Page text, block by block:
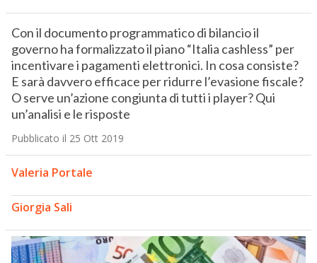
Con il documento programmatico di bilancio il
governo ha formalizzato il piano “Italia cashless” per
incentivare i pagamenti elettronici. In cosa consiste?
E sarà davvero efficace per ridurre l’evasione fiscale?
O serve un’azione congiunta di tutti i player? Qui
un’analisi e le risposte
Pubblicato il 25 Ott 2019
Valeria Portale
Giorgia Sali